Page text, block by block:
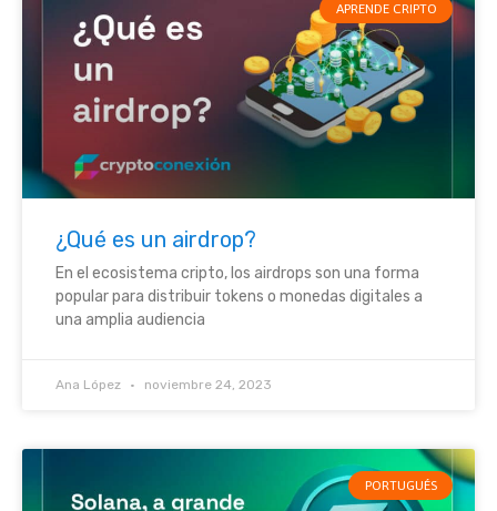
APRENDE CRIPTO
¿Qué es un airdrop?
En el ecosistema cripto, los airdrops son una forma
popular para distribuir tokens o monedas digitales a
una amplia audiencia
Ana López noviembre 24, 2023
PORTUGUÉS